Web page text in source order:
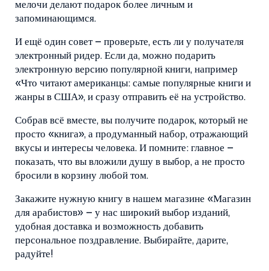
мелочи делают подарок более личным и
запоминающимся.
И ещё один совет – проверьте, есть ли у получателя
электронный ридер. Если да, можно подарить
электронную версию популярной книги, например
«Что читают американцы: самые популярные книги и
жанры в США», и сразу отправить её на устройство.
Собрав всё вместе, вы получите подарок, который не
просто «книга», а продуманный набор, отражающий
вкусы и интересы человека. И помните: главное –
показать, что вы вложили душу в выбор, а не просто
бросили в корзину любой том.
Закажите нужную книгу в нашем магазине «Магазин
для арабистов» – у нас широкий выбор изданий,
удобная доставка и возможность добавить
персональное поздравление. Выбирайте, дарите,
радуйте!